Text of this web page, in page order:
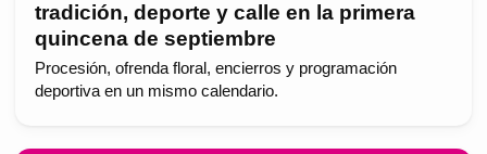
tradición, deporte y calle en la primera
quincena de septiembre
Procesión, ofrenda floral, encierros y programación
deportiva en un mismo calendario.